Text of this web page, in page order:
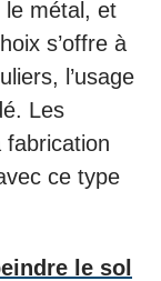
le métal, et
s’offre à
l’usage
Les
fabrication
ce type
le sol